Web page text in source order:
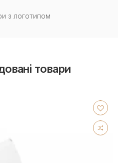
з логотипом
товари